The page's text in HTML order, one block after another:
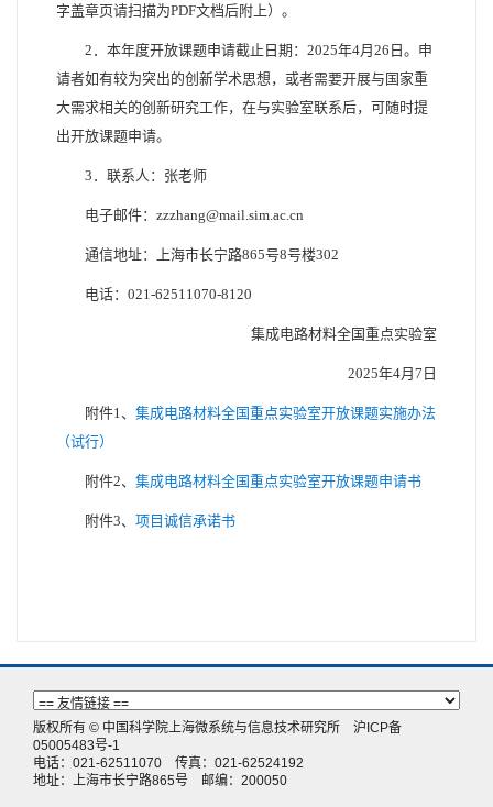
字盖章页请扫描为PDF文档后附上）。
2．本年度开放课题申请截止日期：2025年4月26日。申
请者如有较为突出的创新学术思想，或者需要开展与国家重
大需求相关的创新研究工作，在与实验室联系后，可随时提
出开放课题申请。
3．联系人：张老师
电子邮件：zzzhang@mail.sim.ac.cn
通信地址：上海市长宁路865号8号楼302
电话：021-62511070-8120
集成电路材料全国重点实验室
2025年4月7日
附件1、 集成电路材料全国重点实验室开放课题实施办法
（试行）
附件2、 集成电路材料全国重点实验室开放课题申请书
附件3、 项目诚信承诺书
版权所有 © 中国科学院上海微系统与信息技术研究所 沪ICP备
05005483号-1
电话：021-62511070 传真：021-62524192
地址：上海市长宁路865号 邮编：200050